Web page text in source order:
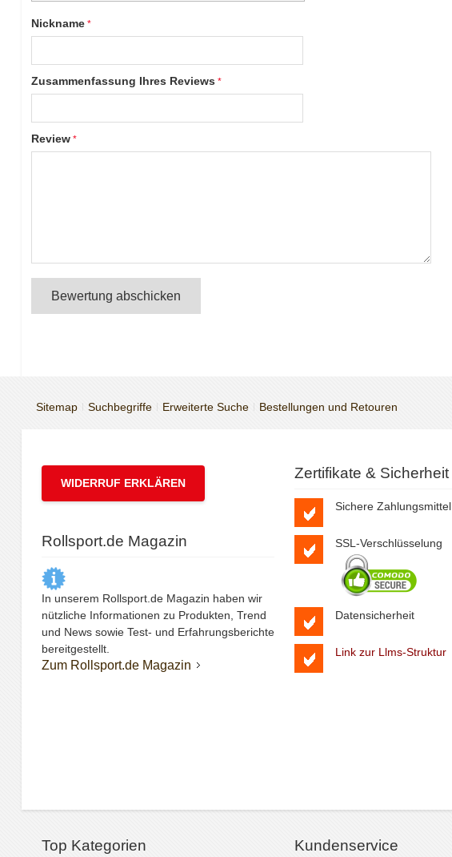
Nickname
Zusammenfassung Ihres Reviews
Review
Bewertung abschicken
Sitemap Suchbegriffe Erweiterte Suche Bestellungen und Retouren
WIDERRUF ERKLÄREN
Rollsport.de Magazin
In unserem Rollsport.de Magazin haben wir
nützliche Informationen zu Produkten, Trend
und News sowie Test- und Erfahrungsberichte
bereitgestellt.
Zum Rollsport.de Magazin
Zertifikate & Sicherheit
Sichere Zahlungsmittel
SSL-Verschlüsselung
Datensicherheit
Link zur Llms-Struktur
Top Kategorien Kundenservice